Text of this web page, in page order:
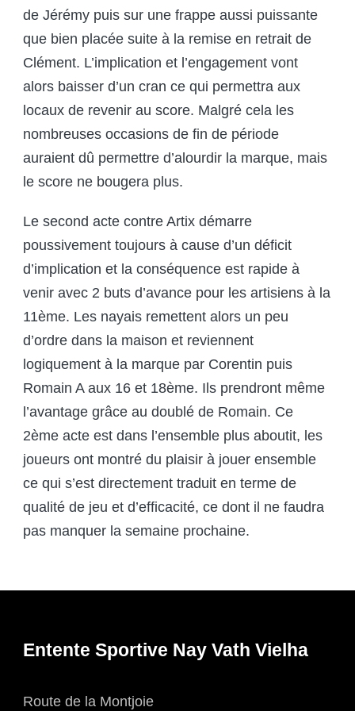
de Jérémy puis sur une frappe aussi puissante
que bien placée suite à la remise en retrait de
Clément. L’implication et l’engagement vont
alors baisser d’un cran ce qui permettra aux
locaux de revenir au score. Malgré cela les
nombreuses occasions de fin de période
auraient dû permettre d’alourdir la marque, mais
le score ne bougera plus.
Le second acte contre Artix démarre
poussivement toujours à cause d’un déficit
d’implication et la conséquence est rapide à
venir avec 2 buts d’avance pour les artisiens à la
11ème. Les nayais remettent alors un peu
d’ordre dans la maison et reviennent
logiquement à la marque par Corentin puis
Romain A aux 16 et 18ème. Ils prendront même
l’avantage grâce au doublé de Romain. Ce
2ème acte est dans l’ensemble plus aboutit, les
joueurs ont montré du plaisir à jouer ensemble
ce qui s’est directement traduit en terme de
qualité de jeu et d’efficacité, ce dont il ne faudra
pas manquer la semaine prochaine.
Entente Sportive Nay Vath Vielha
Route de la Montjoie